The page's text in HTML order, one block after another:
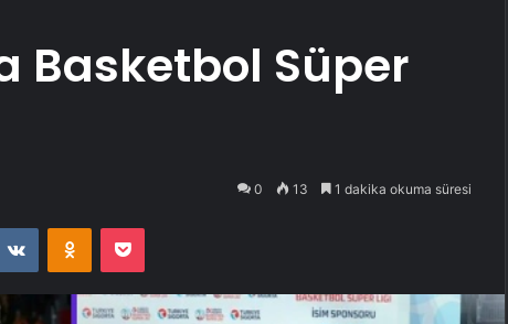
Basketbol Süper
0 13 1 dakika okuma süresi
VKontakteOdnoklassniki
Pocket